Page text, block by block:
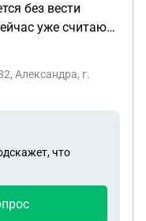
без вести
уже считают
замужем,
18 лет и
Александра, г.
что